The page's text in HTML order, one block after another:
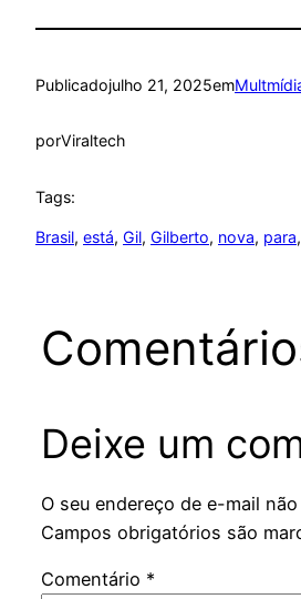
Publicadojulho 21, 2025em
porViraltech
Tags:
Brasil, está, Gil, Gilberto, nova, para,
Deixe um
O seu endereço de e-mail
Campos obrigatórios são
Comentário *